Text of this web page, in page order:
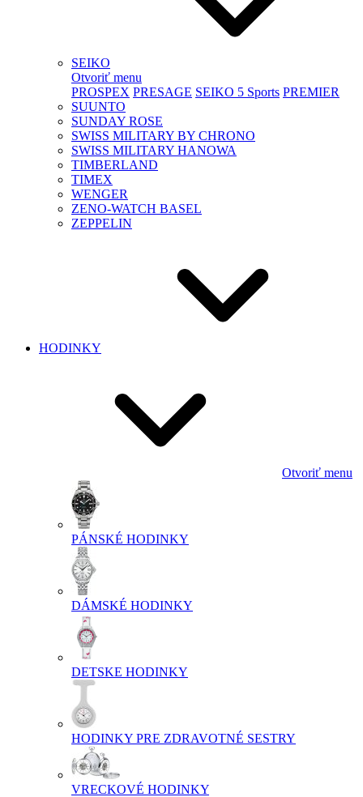
SEIKO
Otvoriť menu
PROSPEX PRESAGE SEIKO 5 Sports PREMIER
SUUNTO
SUNDAY ROSE
SWISS MILITARY BY CHRONO
SWISS MILITARY HANOWA
TIMBERLAND
TIMEX
WENGER
ZENO-WATCH BASEL
ZEPPELIN
HODINKY
Otvoriť menu
PÁNSKÉ HODINKY
DÁMSKÉ HODINKY
DETSKE HODINKY
HODINKY PRE ZDRAVOTNÉ SESTRY
VRECKOVÉ HODINKY